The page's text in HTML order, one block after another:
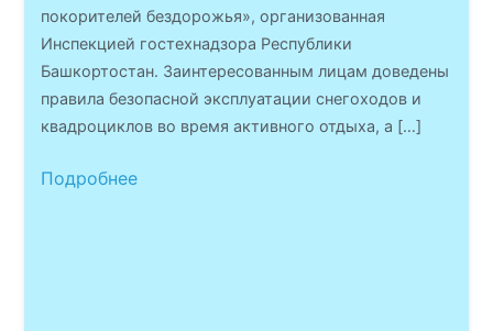
покорителей бездорожья», организованная
Инспекцией гостехнадзора Республики
Башкортостан. Заинтересованным лицам доведены
правила безопасной эксплуатации снегоходов и
квадроциклов во время активного отдыха, а […]
Подробнее